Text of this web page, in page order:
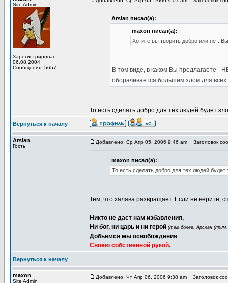
Site Admin
Зарегистрирован:
06.08.2004
Сообщения: 5657
Arslan писал(а):
maxon писал(а):
Хотите вы творить добро или нет.
В том виде, в каком Вы предлагаете -
оборачивается большим злом для
То есть сделать добро для тех людей будет
Вернуться к началу
Arslan
Гость
Добавлено: Ср Апр 05, 2006 9:46 am Заголовок
maxon писал(а):
То есть сделать добро для тех людей
Тем, что халява развращает. Если не верите,
Никто не даст нам избавления,
Ни бог, ни царь и ни герой (тем более, Арслан
Добьемся мы освобождения
Своею собственной рукой.
Вернуться к началу
maxon
Site Admin
Добавлено: Чт Апр 06, 2006 9:38 am Заголовок